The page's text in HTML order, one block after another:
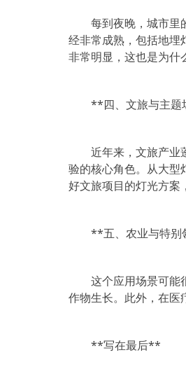
每到夜晚，城市里
经非常成熟，包括地埋
非常明显，这也是为什
**四、文旅与主
近年来，文旅产业
验的核心角色。从大型
好文旅项目的灯光方案
**五、农业与特
这个应用场景可能
作物生长。此外，在医
**写在最后**